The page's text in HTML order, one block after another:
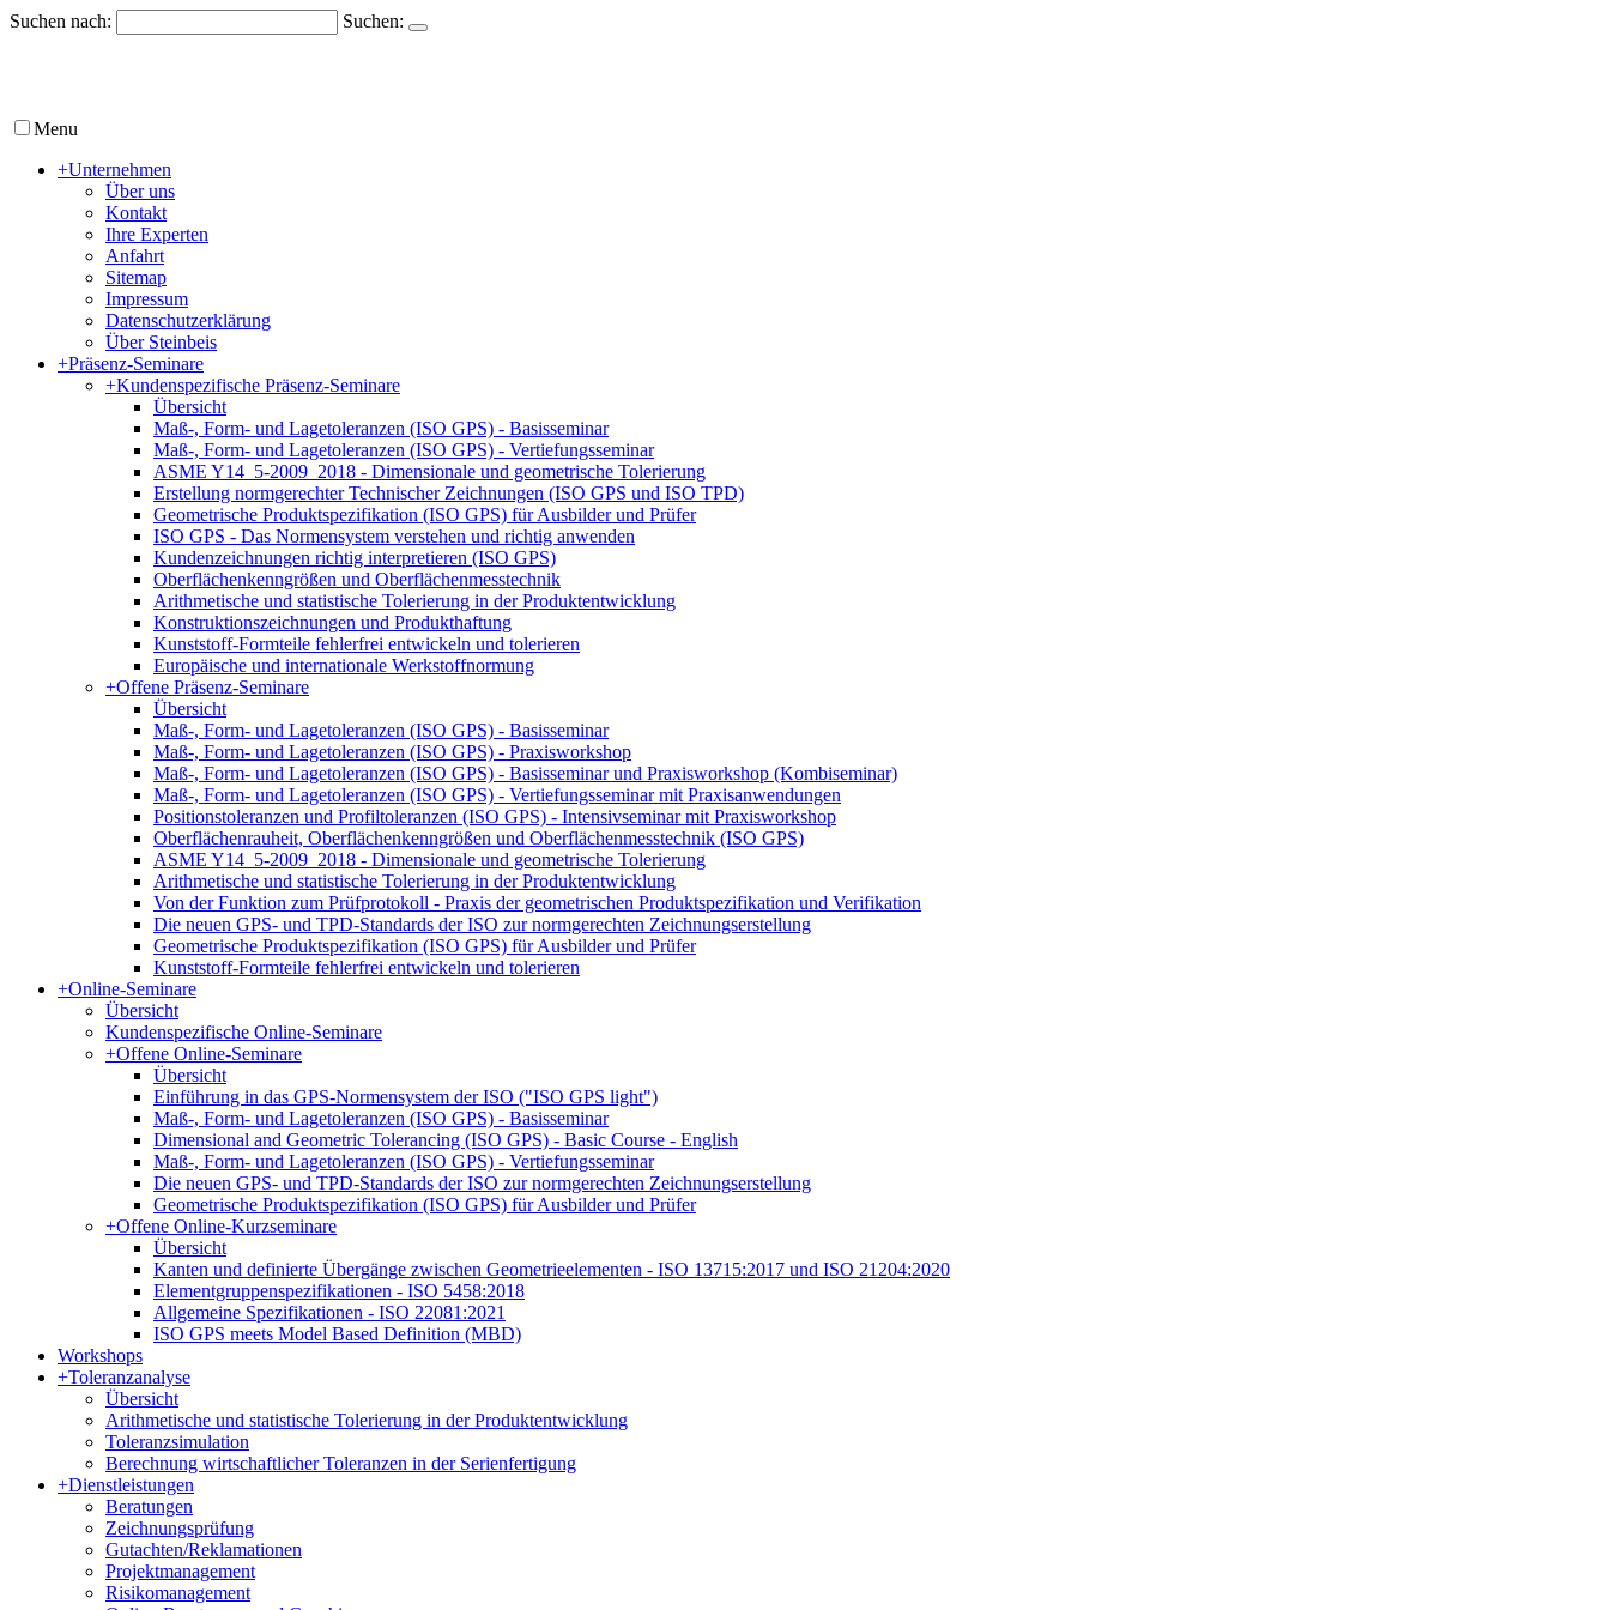
Suchen nach: Suchen:
Menu
+Unternehmen
Über uns
Kontakt
Ihre Experten
Anfahrt
Sitemap
Impressum
Datenschutzerklärung
Über Steinbeis
+Präsenz-Seminare
+Kundenspezifische Präsenz-Seminare
Übersicht
Maß-, Form- und Lagetoleranzen (ISO GPS) - Basisseminar
Maß-, Form- und Lagetoleranzen (ISO GPS) - Vertiefungsseminar
ASME Y14_5-2009_2018 - Dimensionale und geometrische Tolerierung
Erstellung normgerechter Technischer Zeichnungen (ISO GPS und ISO TPD)
Geometrische Produktspezifikation (ISO GPS) für Ausbilder und Prüfer
ISO GPS - Das Normensystem verstehen und richtig anwenden
Kundenzeichnungen richtig interpretieren (ISO GPS)
Oberflächenkenngrößen und Oberflächenmesstechnik
Arithmetische und statistische Tolerierung in der Produktentwicklung
Konstruktionszeichnungen und Produkthaftung
Kunststoff-Formteile fehlerfrei entwickeln und tolerieren
Europäische und internationale Werkstoffnormung
+Offene Präsenz-Seminare
Übersicht
Maß-, Form- und Lagetoleranzen (ISO GPS) - Basisseminar
Maß-, Form- und Lagetoleranzen (ISO GPS) - Praxisworkshop
Maß-, Form- und Lagetoleranzen (ISO GPS) - Basisseminar und Praxisworkshop (Kombiseminar)
Maß-, Form- und Lagetoleranzen (ISO GPS) - Vertiefungsseminar mit Praxisanwendungen
Positionstoleranzen und Profiltoleranzen (ISO GPS) - Intensivseminar mit Praxisworkshop
Oberflächenrauheit, Oberflächenkenngrößen und Oberflächenmesstechnik (ISO GPS)
ASME Y14_5-2009_2018 - Dimensionale und geometrische Tolerierung
Arithmetische und statistische Tolerierung in der Produktentwicklung
Von der Funktion zum Prüfprotokoll - Praxis der geometrischen Produktspezifikation und Verifikation
Die neuen GPS- und TPD-Standards der ISO zur normgerechten Zeichnungserstellung
Geometrische Produktspezifikation (ISO GPS) für Ausbilder und Prüfer
Kunststoff-Formteile fehlerfrei entwickeln und tolerieren
+Online-Seminare
Übersicht
Kundenspezifische Online-Seminare
+Offene Online-Seminare
Übersicht
Einführung in das GPS-Normensystem der ISO ("ISO GPS light")
Maß-, Form- und Lagetoleranzen (ISO GPS) - Basisseminar
Dimensional and Geometric Tolerancing (ISO GPS) - Basic Course - English
Maß-, Form- und Lagetoleranzen (ISO GPS) - Vertiefungsseminar
Die neuen GPS- und TPD-Standards der ISO zur normgerechten Zeichnungserstellung
Geometrische Produktspezifikation (ISO GPS) für Ausbilder und Prüfer
+Offene Online-Kurzseminare
Übersicht
Kanten und definierte Übergänge zwischen Geometrieelementen - ISO 13715:2017 und ISO 21204:2020
Elementgruppenspezifikationen - ISO 5458:2018
Allgemeine Spezifikationen - ISO 22081:2021
ISO GPS meets Model Based Definition (MBD)
Workshops
+Toleranzanalyse
Übersicht
Arithmetische und statistische Tolerierung in der Produktentwicklung
Toleranzsimulation
Berechnung wirtschaftlicher Toleranzen in der Serienfertigung
+Dienstleistungen
Beratungen
Zeichnungsprüfung
Gutachten/Reklamationen
Projektmanagement
Risikomanagement